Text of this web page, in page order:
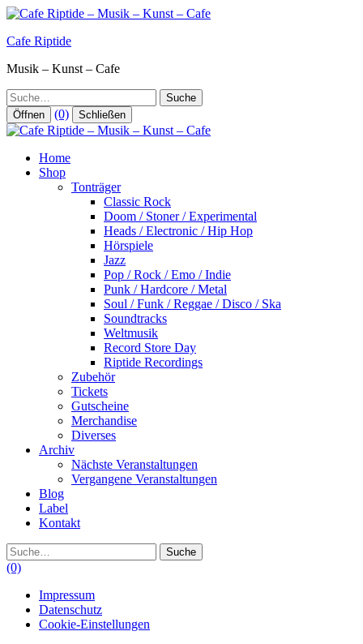
Zum
springen
Cafe Riptide
Musik – Kunst – Cafe
Suche
Öffnen (0) Schließen
Home
Shop
Tonträger
Classic Rock
Doom / Stoner / Experimental
Heads / Electronic / Hip Hop
Hörspiele
Jazz
Pop / Rock / Emo / Indie
Punk / Hardcore / Metal
Soul / Funk / Reggae / Disco / Ska
Soundtracks
Weltmusik
Record Store Day
Riptide Recordings
Zubehör
Tickets
Gutscheine
Merchandise
Diverses
Archiv
Nächste Veranstaltungen
Vergangene Veranstaltungen
Blog
Label
Kontakt
Suche
(0)
Impressum
Datenschutz
Cookie-Einstellungen